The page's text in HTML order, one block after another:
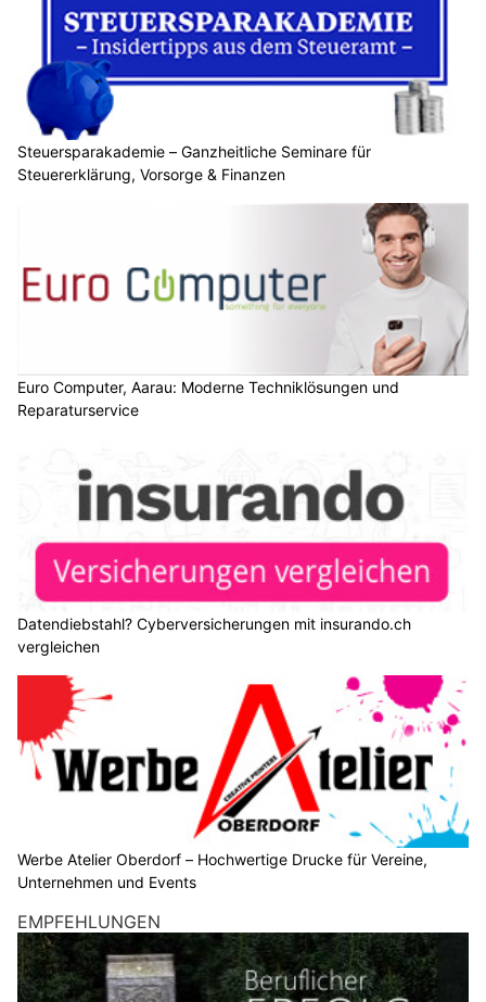
Steuersparakademie – Ganzheitliche Seminare für
Steuererklärung, Vorsorge & Finanzen
Euro Computer, Aarau: Moderne Techniklösungen und
Reparaturservice
Datendiebstahl? Cyberversicherungen mit insurando.ch
vergleichen
Werbe Atelier Oberdorf – Hochwertige Drucke für Vereine,
Unternehmen und Events
EMPFEHLUNGEN